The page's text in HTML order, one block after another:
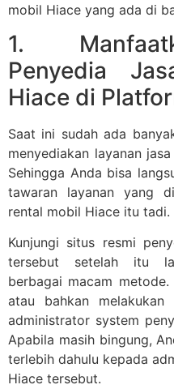
mobil Hiace yang ada di
1.
Penyedia
Hiace di
Saat ini sudah ada
menyediakan layanan
Sehingga Anda bisa
tawaran layanan yang
rental mobil Hiace itu tadi.
Kunjungi situs resmi
tersebut setelah itu
berbagai macam
atau bahkan
administrator system
Apabila masih bingung,
terlebih dahulu kepada
Hiace tersebut.